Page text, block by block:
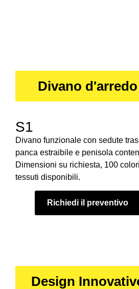
Divano d'arredo
S1
Divano funzionale con sedute
panca estraibile e penisola
Dimensioni su richiesta, 100
tessuti disponibili.
Richiedi il preventivo
Design